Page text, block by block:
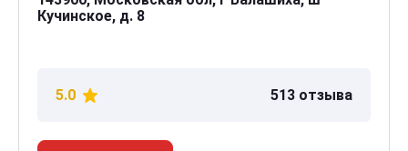
Кучинское, д. 8
5.0 513 отзыва